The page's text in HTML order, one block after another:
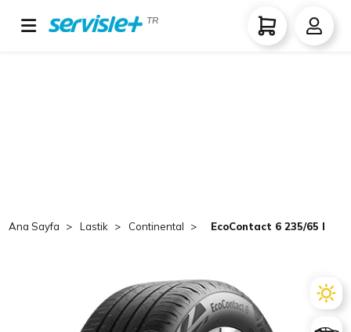
TR
Ana Sayfa Lastik Continental EcoContact 6 235/65 R17